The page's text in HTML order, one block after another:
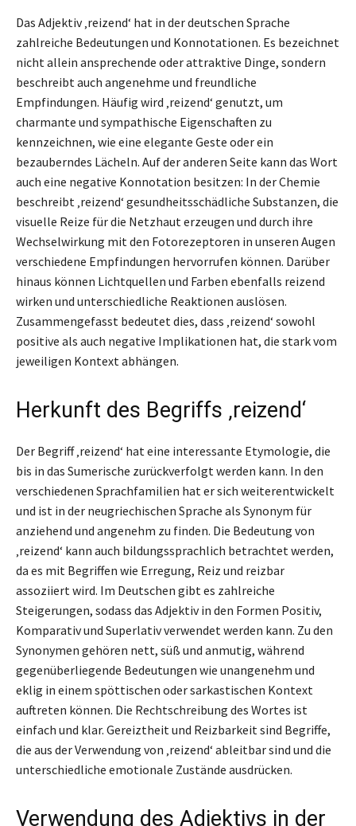
Das Adjektiv ‚reizend‘ hat in der deutschen Sprache
zahlreiche Bedeutungen und Konnotationen. Es bezeichnet
nicht allein ansprechende oder attraktive Dinge, sondern
beschreibt auch angenehme und freundliche
Empfindungen. Häufig wird ‚reizend‘ genutzt, um
charmante und sympathische Eigenschaften zu
kennzeichnen, wie eine elegante Geste oder ein
bezauberndes Lächeln. Auf der anderen Seite kann das Wort
auch eine negative Konnotation besitzen: In der Chemie
beschreibt ‚reizend‘ gesundheitsschädliche Substanzen, die
visuelle Reize für die Netzhaut erzeugen und durch ihre
Wechselwirkung mit den Fotorezeptoren in unseren Augen
verschiedene Empfindungen hervorrufen können. Darüber
hinaus können Lichtquellen und Farben ebenfalls reizend
wirken und unterschiedliche Reaktionen auslösen.
Zusammengefasst bedeutet dies, dass ‚reizend‘ sowohl
positive als auch negative Implikationen hat, die stark vom
jeweiligen Kontext abhängen.
Herkunft des Begriffs ‚reizend‘
Der Begriff ‚reizend‘ hat eine interessante Etymologie, die
bis in das Sumerische zurückverfolgt werden kann. In den
verschiedenen Sprachfamilien hat er sich weiterentwickelt
und ist in der neugriechischen Sprache als Synonym für
anziehend und angenehm zu finden. Die Bedeutung von
‚reizend‘ kann auch bildungssprachlich betrachtet werden,
da es mit Begriffen wie Erregung, Reiz und reizbar
assoziiert wird. Im Deutschen gibt es zahlreiche
Steigerungen, sodass das Adjektiv in den Formen Positiv,
Komparativ und Superlativ verwendet werden kann. Zu den
Synonymen gehören nett, süß und anmutig, während
gegenüberliegende Bedeutungen wie unangenehm und
eklig in einem spöttischen oder sarkastischen Kontext
auftreten können. Die Rechtschreibung des Wortes ist
einfach und klar. Gereiztheit und Reizbarkeit sind Begriffe,
die aus der Verwendung von ‚reizend‘ ableitbar sind und die
unterschiedliche emotionale Zustände ausdrücken.
Verwendung des Adjektivs in der